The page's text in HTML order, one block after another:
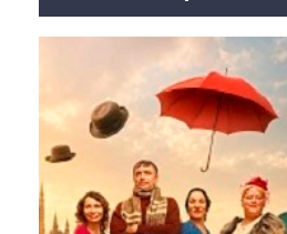
ТАЙНЫЙ БРАК. Опера-
комедия Театра имени Сац
Подробнее